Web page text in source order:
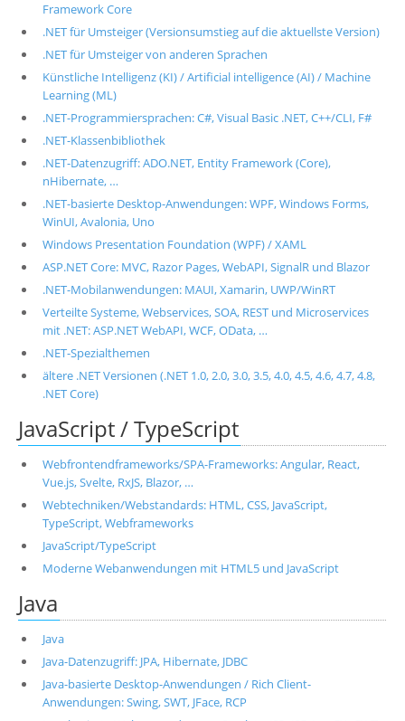
Framework Core
.NET für Umsteiger (Versionsumstieg auf die aktuellste Version)
.NET für Umsteiger von anderen Sprachen
Künstliche Intelligenz (KI) / Artificial intelligence (AI) / Machine
Learning (ML)
.NET-Programmiersprachen: C#, Visual Basic .NET, C++/CLI, F#
.NET-Klassenbibliothek
.NET-Datenzugriff: ADO.NET, Entity Framework (Core),
nHibernate, …
.NET-basierte Desktop-Anwendungen: WPF, Windows Forms,
WinUI, Avalonia, Uno
Windows Presentation Foundation (WPF) / XAML
ASP.NET Core: MVC, Razor Pages, WebAPI, SignalR und Blazor
.NET-Mobilanwendungen: MAUI, Xamarin, UWP/WinRT
Verteilte Systeme, Webservices, SOA, REST und Microservices
mit .NET: ASP.NET WebAPI, WCF, OData, …
.NET-Spezialthemen
ältere .NET Versionen (.NET 1.0, 2.0, 3.0, 3.5, 4.0, 4.5, 4.6, 4.7, 4.8,
.NET Core)
JavaScript / TypeScript
Webfrontendframeworks/SPA-Frameworks: Angular, React,
Vue.js, Svelte, RxJS, Blazor, …
Webtechniken/Webstandards: HTML, CSS, JavaScript,
TypeScript, Webframeworks
JavaScript/TypeScript
Moderne Webanwendungen mit HTML5 und JavaScript
Java
Java
Java-Datenzugriff: JPA, Hibernate, JDBC
Java-basierte Desktop-Anwendungen / Rich Client-
Anwendungen: Swing, SWT, JFace, RCP